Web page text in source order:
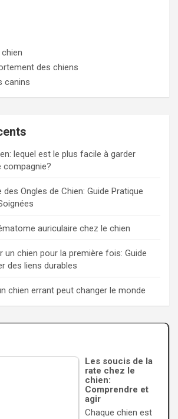
des chiens
canins
lequel est le plus facile à garder
compagnie?
Ongles de Chien: Guide Pratique
auriculaire chez le chien
un chien pour la première fois: Guide
des liens durables
chien errant peut changer le monde
Les soucis de la
rate chez le
chien:
Comprendre et
agir
Chaque chien est